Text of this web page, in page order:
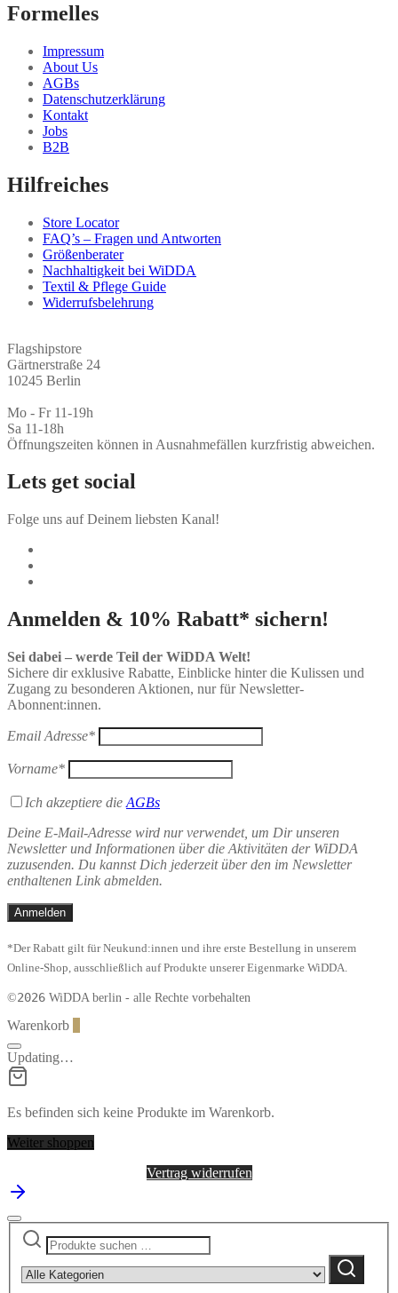
können
Formelles
Impressum
About Us
AGBs
Datenschutzerklärung
Kontakt
Jobs
B2B
Hilfreiches
Store Locator
FAQ’s – Fragen und Antworten
Größenberater
Nachhaltigkeit bei WiDDA
Textil & Pflege Guide
Widerrufsbelehrung
Flagshipstore
Gärtnerstraße 24
10245 Berlin
Mo - Fr 11-19h
Sa 11-18h
Öffnungszeiten können in Ausnahmefällen kurzfristig abweichen.
Lets get social
Folge uns auf Deinem liebsten Kanal!
Anmelden & 10% Rabatt* sichern!
Sei dabei – werde Teil der WiDDA Welt!
Sichere dir exklusive Rabatte, Einblicke hinter die Kulissen und
Zugang zu besonderen Aktionen, nur für Newsletter-
Abonnent:innen.
Email Adresse*
Vorname*
Ich akzeptiere die AGBs
Deine E-Mail-Adresse wird nur verwendet, um Dir unseren
Newsletter und Informationen über die Aktivitäten der WiDDA
zuzusenden. Du kannst Dich jederzeit über den im Newsletter
enthaltenen Link abmelden.
*Der Rabatt gilt für Neukund:innen und ihre erste Bestellung in unserem
Online-Shop, ausschließlich auf Produkte unserer Eigenmarke WiDDA.
©2026 WiDDA berlin - alle Rechte vorbehalten
Warenkorb
Updating…
Es befinden sich keine Produkte im Warenkorb.
Weiter shoppen
Vertrag widerrufen
Suchen
nach:
category:
Suchen